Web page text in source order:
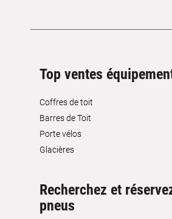
Top ventes
Coffres de toit
Barres de Toit
Porte vélos
Glacières
Recherchez et
pneus